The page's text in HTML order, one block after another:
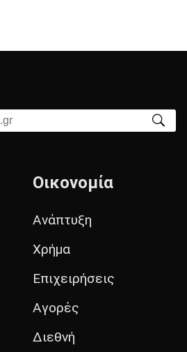
Οικονομία
Ανάπτυξη
Χρήμα
Επιχειρήσεις
Αγορές
Διεθνή